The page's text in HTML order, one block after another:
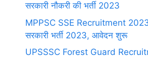
सरकारी नौकरी की भर्ती 2023
MPPSC SSE Recruitment
सरकारी भर्ती 2023, आवेदन शुरू
UPSSSC Forest Guard